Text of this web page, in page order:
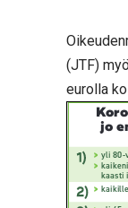
(JTF)
eurolla